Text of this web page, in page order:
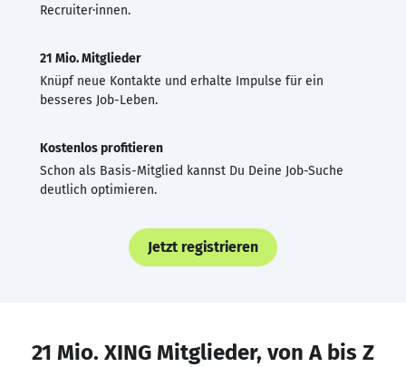
Recruiter·innen.
21 Mio. Mitglieder
Knüpf neue Kontakte und erhalte Impulse für ein
besseres Job-Leben.
Kostenlos profitieren
Schon als Basis-Mitglied kannst Du Deine Job-Suche
deutlich optimieren.
Jetzt registrieren
21 Mio. XING Mitglieder, von A bis Z